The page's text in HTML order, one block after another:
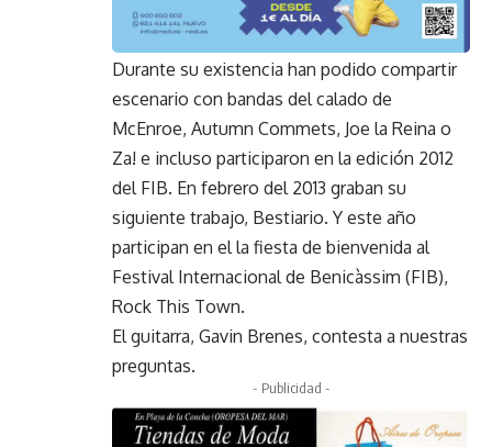
Durante su existencia han podido compartir
escenario con bandas del calado de
McEnroe, Autumn Commets, Joe la Reina o
Za! e incluso participaron en la edición 2012
del FIB. En febrero del 2013 graban su
siguiente trabajo, Bestiario. Y este año
participan en el la fiesta de bienvenida al
Festival Internacional de Benicàssim (FIB),
Rock This Town.
El guitarra, Gavin Brenes, contesta a nuestras
preguntas.
- Publicidad -